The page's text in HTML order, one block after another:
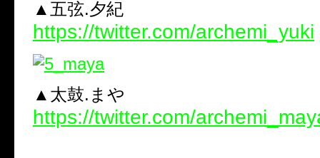
▲五弦.夕紀
https://twitter.com/archemi_yuki
▲太鼓.まや
https://twitter.com/